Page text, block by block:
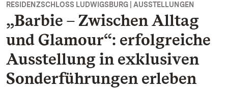
RESIDENZSCHLOSS LUDWIGSBURG | AUSSTELLUNGEN
„Barbie – Zwischen Alltag
und Glamour“: erfolgreiche
Ausstellung in exklusiven
Sonderführungen erleben